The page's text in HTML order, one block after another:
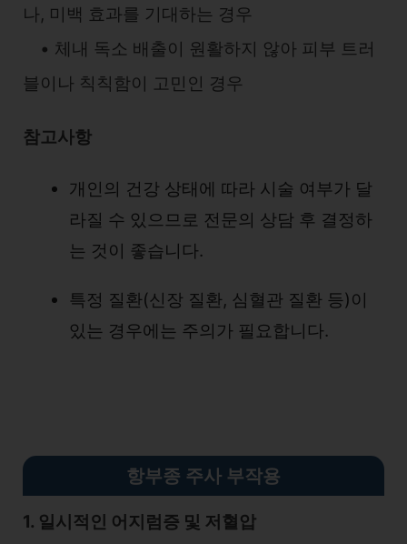
나, 미백 효과를 기대하는 경우
• 체내 독소 배출이 원활하지 않아 피부 트러
블이나 칙칙함이 고민인 경우
참고사항
개인의 건강 상태에 따라 시술 여부가 달
라질 수 있으므로 전문의 상담 후 결정하
는 것이 좋습니다.
특정 질환(신장 질환, 심혈관 질환 등)이
있는 경우에는 주의가 필요합니다.
항부종 주사 부작용
1. 일시적인 어지럼증 및 저혈압